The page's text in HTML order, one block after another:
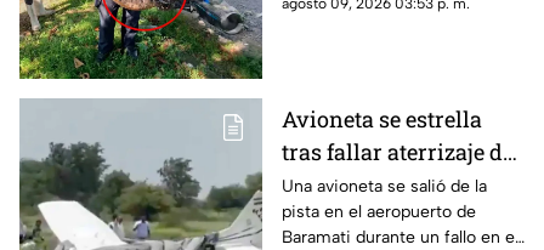
agosto 09, 2026 03:53 p. m.
Avioneta se estrella
tras fallar aterrizaje de
emergencia en India
(VIDEOS)
Una avioneta se salió de la
pista en el aeropuerto de
Baramati durante un fallo en el